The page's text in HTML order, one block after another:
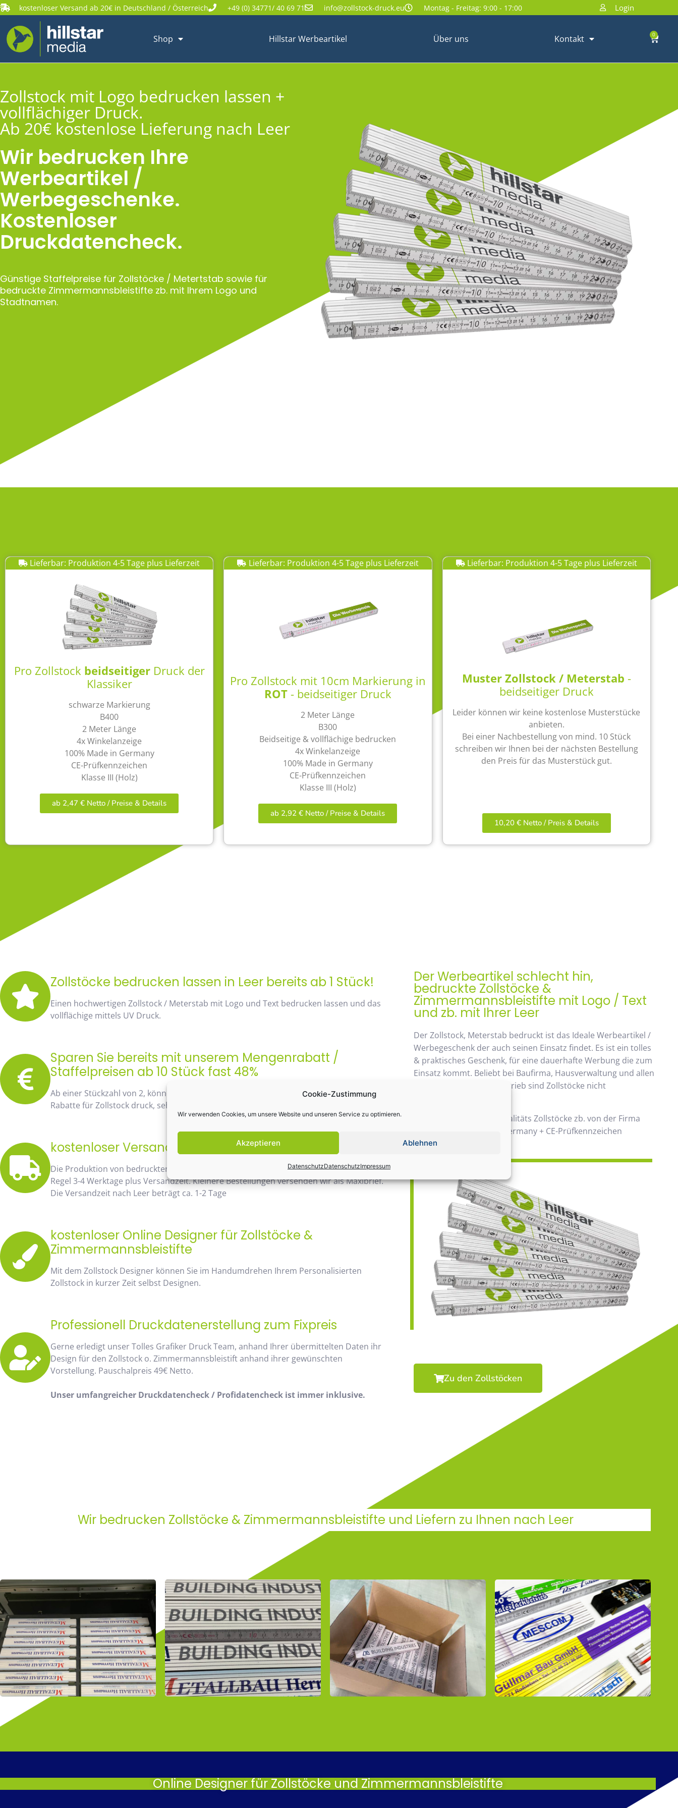
Cookie-Zustimmung
Wir verwenden Cookies, um unsere Website und unseren Service zu optimieren.
Akzeptieren Ablehnen
DatenschutzDatenschutzImpressum
kostenloser Versand ab 20€ in Deutschland / Österreich +49 (0) 34771/ 40 69 71 info@zollstock-druck.eu Montag - Freitag: 9:00 - 17:00 Login
Shop Hillstar Werbeartikel Über uns Kontakt 0
Zollstock mit Logo bedrucken lassen +
vollflächiger Druck.
Ab 20€ kostenlose Lieferung nach Leer
Wir bedrucken Ihre
Werbeartikel /
Werbegeschenke.
Kostenloser
Druckdatencheck.
Günstige Staffelpreise für Zollstöcke / Metertstab sowie für
bedruckte Zimmermannsbleistifte zb. mit Ihrem Logo und
Stadtnamen.
Lieferbar: Produktion 4-5 Tage plus Lieferzeit
Pro Zollstock beidseitiger Druck der
Klassiker
schwarze Markierung
B400
2 Meter Länge
4x Winkelanzeige
100% Made in Germany
CE-Prüfkennzeichen
Klasse III (Holz)
ab 2,47 € Netto / Preise & Details
Lieferbar: Produktion 4-5 Tage plus Lieferzeit
Pro Zollstock mit 10cm Markierung in
ROT- beidseitiger Druck
2 Meter Länge
B300
Beidseitige & vollflächige bedrucken
4x Winkelanzeige
100% Made in Germany
CE-Prüfkennzeichen
Klasse III (Holz)
ab 2,92 € Netto / Preise & Details
Lieferbar: Produktion 4-5 Tage plus Lieferzeit
Muster Zollstock / Meterstab -
beidseitiger Druck
Leider können wir keine kostenlose Musterstücke
anbieten.
Bei einer Nachbestellung von mind. 10 Stück
schreiben wir Ihnen bei der nächsten Bestellung
den Preis für das Musterstück gut.
10,20 € Netto / Preis & Details
Zollstöcke bedrucken lassen in Leer bereits ab 1 Stück!
Einen hochwertigen Zollstock / Meterstab mit Logo und Text bedrucken lassen und das
vollflächige mittels UV Druck.
Sparen Sie bereits mit unserem Mengenrabatt /
Staffelpreisen ab 10 Stück fast 48%
Ab einer Stückzahl von 2, können Sie bereits von unserem Mengenrabatt profitieren. Die
Rabatte für Zollstock druck, sehen Sie sofort anhand der Staffelpreise.
kostenloser Versand bereits ab 20 Euro
Die Produktion von bedruckten Zollstöcken und Zimmermannsbleistiften beträgt in der
Regel 3-4 Werktage plus Versandzeit. Kleinere Bestellungen versenden wir als Maxibrief.
Die Versandzeit nach Leer beträgt ca. 1-2 Tage
kostenloser Online Designer für Zollstöcke &
Zimmermannsbleistifte
Mit dem Zollstock Designer können Sie im Handumdrehen Ihrem Personalisierten
Zollstock in kurzer Zeit selbst Designen.
Professionell Druckdatenerstellung zum Fixpreis
Gerne erledigt unser Tolles Grafiker Druck Team, anhand Ihrer übermittelten Daten ihr
Design für den Zollstock o. Zimmermannsbleistift anhand ihrer gewünschten
Vorstellung. Pauschalpreis 49€ Netto.
Unser umfangreicher Druckdatencheck / Profidatencheck ist immer inklusive.
Der Werbeartikel schlecht hin,
bedruckte Zollstöcke &
Zimmermannsbleistifte mit Logo / Text
und zb. mit Ihrer Leer
Der Zollstock, Meterstab bedruckt ist das Ideale Werbeartikel /
Werbegeschenk der auch seinen Einsatz findet. Es ist ein tolles
& praktisches Geschenk, für eine dauerhafte Werbung die zum
Einsatz kommt. Beliebt bei Baufirma, Hausverwaltung und allen
möglichen Handwerksbetrieb sind Zollstöcke nicht
Daher wir verwenden Qualitäts Zollstöcke zb. von der Firma
Bauma / 100% Made in Germany + CE-Prüfkennzeichen
Zu den Zollstöcken
Wir bedrucken Zollstöcke & Zimmermannsbleistifte und Liefern zu Ihnen nach Leer
Online Designer für Zollstöcke und Zimmermannsbleistifte